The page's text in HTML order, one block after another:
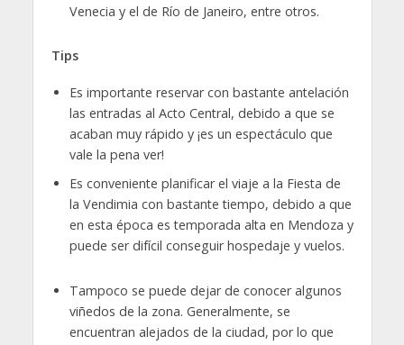
Venecia y el de Río de Janeiro, entre otros.
Tips
Es importante reservar con bastante antelación
las entradas al Acto Central, debido a que se
acaban muy rápido y ¡es un espectáculo que
vale la pena ver!
Es conveniente planificar el viaje a la Fiesta de
la Vendimia con bastante tiempo, debido a que
en esta época es temporada alta en Mendoza y
puede ser difícil conseguir hospedaje y vuelos.
Tampoco se puede dejar de conocer algunos
viñedos de la zona. Generalmente, se
encuentran alejados de la ciudad, por lo que